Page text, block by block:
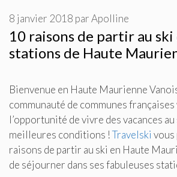
10 raisons de partir au ski
stations de Haute
8 janvier 2018 parApolline
Bienvenue en Haute Maurienne
communauté de communes
l’opportunité de vivre des vacances au
meilleures conditions !Travelski
raisons de partir au ski en Haute
de séjourner dans ses fabuleuses